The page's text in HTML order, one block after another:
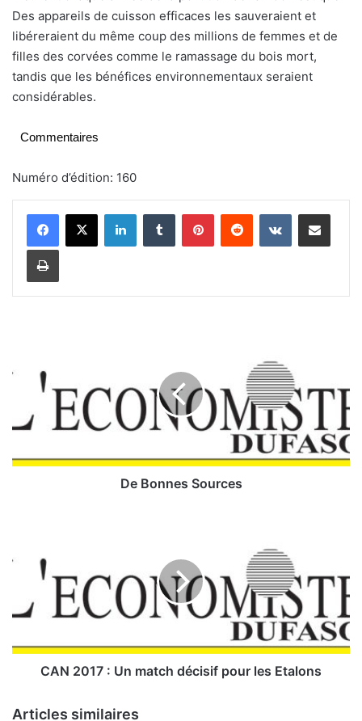
Des appareils de cuisson efficaces les sauveraient et
libéreraient du même coup des millions de femmes et de
filles des corvées comme le ramassage du bois mort,
tandis que les bénéfices environnementaux seraient
considérables.
Commentaires
Numéro d’édition: 160
e
S
De Bonnes Sources
7
CAN 2017 : Un match décisif pour les Etalons
Articles similaires